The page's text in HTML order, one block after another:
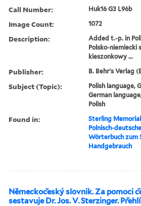
Call Number: Huk16 G3 L96b
Image Count: 1072
Description:
Added t.-p. in
Polsko-niemiecki
kieszonkowy ...
Publisher: B. Behr's Verlag
Subject (Topic):
Polish language,
German
Polish
Found in: Sterling
Polnisch-
Wörterbuch zum
Handgebrauch
Nĕmeckoc̆eský slovnik. Za pomoci
sestavuje Dr. Jos. V. Sterzinger.